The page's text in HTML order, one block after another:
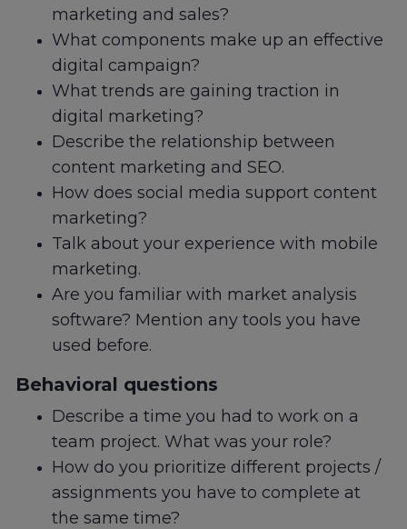
marketing and sales?
What components make up an effective
digital campaign?
What trends are gaining traction in
digital marketing?
Describe the relationship between
content marketing and SEO.
How does social media support content
marketing?
Talk about your experience with mobile
marketing.
Are you familiar with market analysis
software? Mention any tools you have
used before.
Behavioral questions
Describe a time you had to work on a
team project. What was your role?
How do you prioritize different projects /
assignments you have to complete at
the same time?